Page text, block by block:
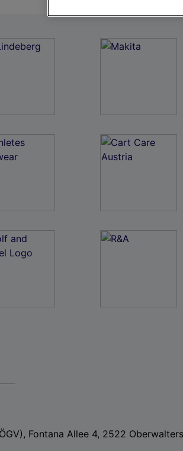
Fontana Allee 4, 2522
Wir und unsere Partner